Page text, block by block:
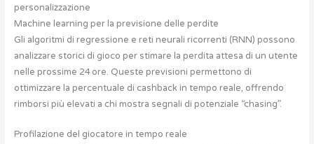
personalizzazione
Machine learning per la previsione delle perdite
Gli algoritmi di regressione e reti neurali ricorrenti (RNN) possono
analizzare storici di gioco per stimare la perdita attesa di un utente
nelle prossime 24 ore. Queste previsioni permettono di
ottimizzare la percentuale di cashback in tempo reale, offrendo
rimborsi più elevati a chi mostra segnali di potenziale “chasing”.
Profilazione del giocatore in tempo reale